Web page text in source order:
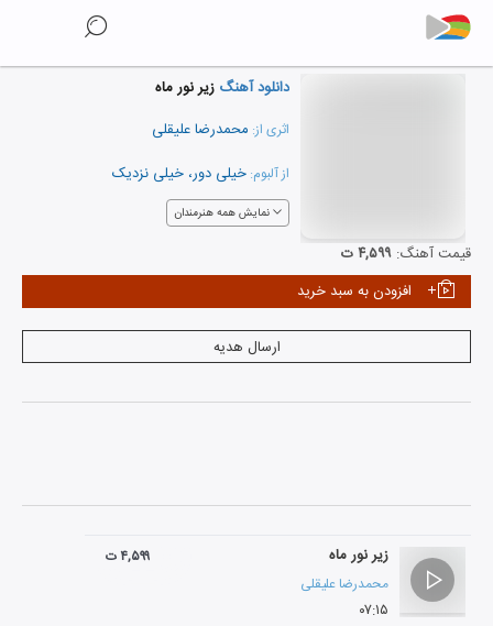
دانلود آهنگ زیر نور ماه
اثری از: محمدرضا علیقلی
از آلبوم: خیلی دور، خیلی نزدیک
نمایش همه هنرمندان
قیمت آهنگ: ۴,۵۹۹ ت
افزودن به سبد خرید
ارسال هدیه
زیر نور ماه
محمدرضا علیقلی
۰۷:۱۵
۴,۵۹۹ ت